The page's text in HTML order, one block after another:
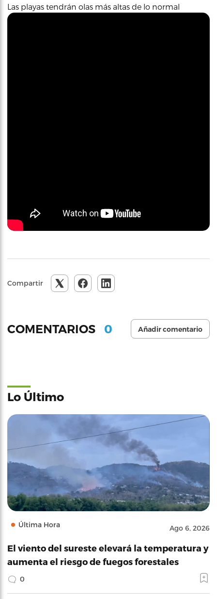
Las playas tendrán olas más altas de lo normal
Compartir
COMENTARIOS 0 Añadir comentario
Lo Último
Última Hora Ago 6, 2026
El viento del sureste elevará la temperatura y
aumenta el riesgo de fuegos forestales
0